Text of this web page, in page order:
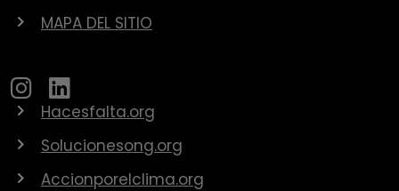
MAPA DEL SITIO
Hacesfalta.org
Solucionesong.org
Accionporelclima.org